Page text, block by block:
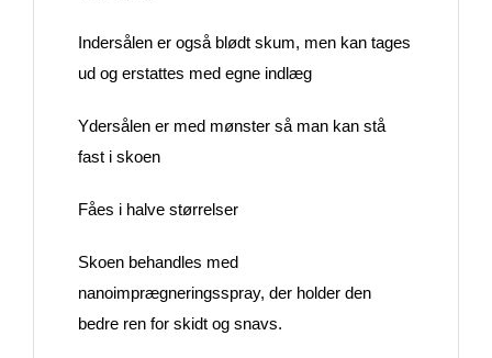
Indersålen er også blødt skum, men kan tages
ud og erstattes med egne indlæg
Ydersålen er med mønster så man kan stå
fast i skoen
Fåes i halve størrelser
Skoen behandles med
nanoimprægneringsspray, der holder den
bedre ren for skidt og snavs.